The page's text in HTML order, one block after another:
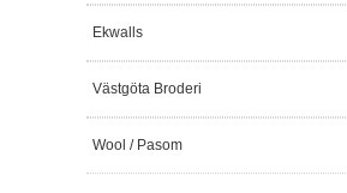
Ekwalls
Västgöta Broderi
Wool / Pasom